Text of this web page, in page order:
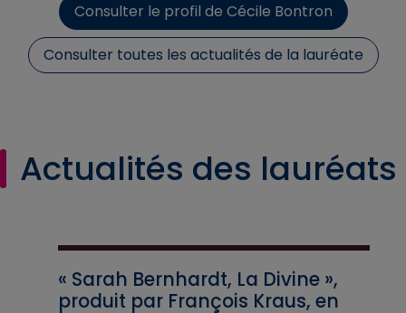
Consulter le profil de Cécile Bontron
Consulter toutes les actualités de la lauréate
Actualités des lauréats
« Sarah Bernhardt, La Divine »,
produit par François Kraus, en